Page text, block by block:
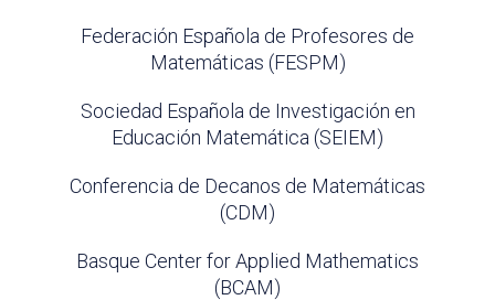
Federación Española de Profesores de
Matemáticas (FESPM)
Sociedad Española de Investigación en
Educación Matemática (SEIEM)
Conferencia de Decanos de Matemáticas
(CDM)
Basque Center for Applied Mathematics
(BCAM)